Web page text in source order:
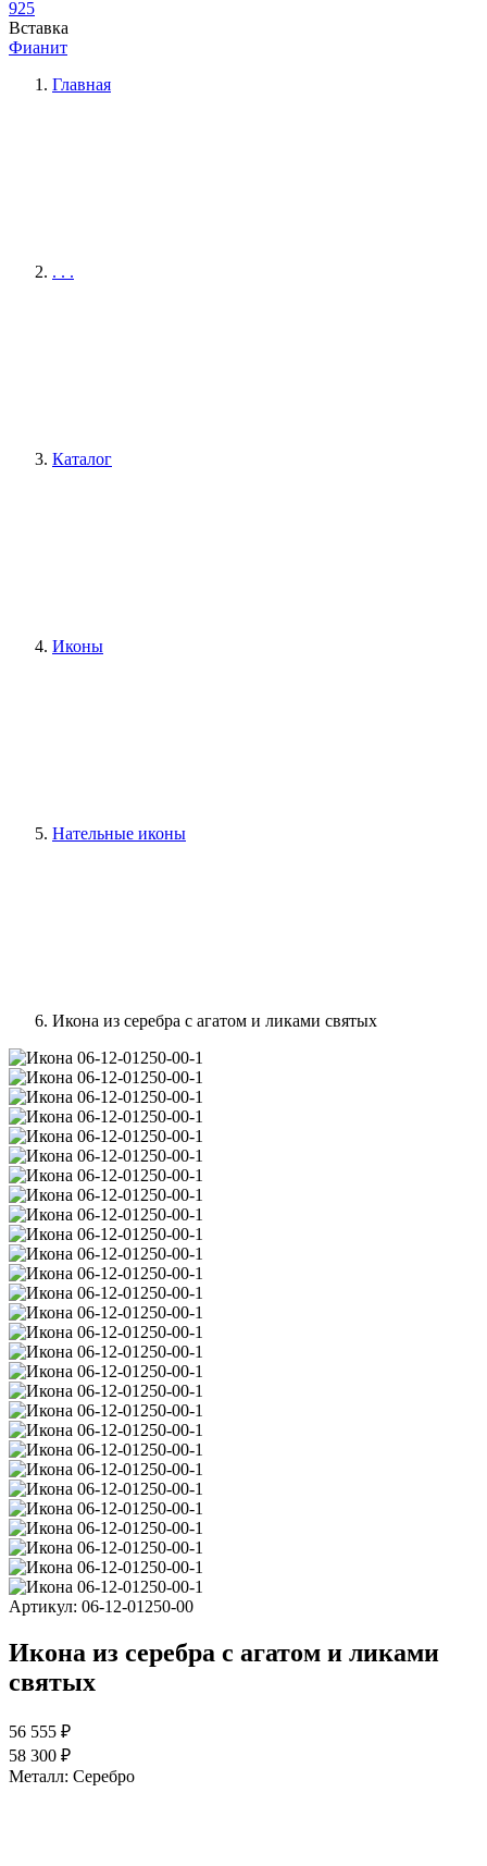
925
Вставка
Фианит
Главная
. . .
Каталог
Иконы
Нательные иконы
Икона из серебра с агатом и ликами святых
Артикул: 06-12-01250-00
Икона из серебра с агатом и ликами
святых
56 555 ₽
58 300 ₽
Металл: Серебро